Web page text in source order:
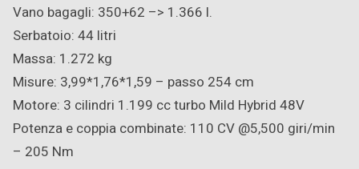
Vano bagagli: 350+62 –> 1.366 l.
Serbatoio: 44 litri
Massa: 1.272 kg
Misure: 3,99*1,76*1,59 – passo 254 cm
Motore: 3 cilindri 1.199 cc turbo Mild Hybrid 48V
Potenza e coppia combinate: 110 CV @5,500 giri/min
– 205 Nm